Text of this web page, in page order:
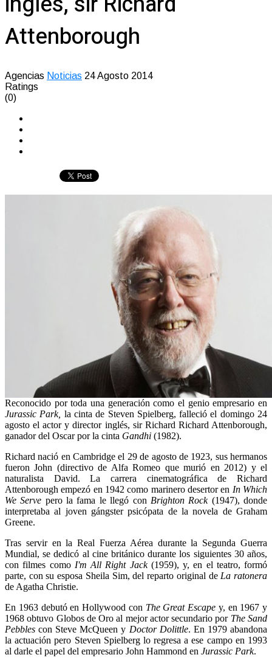
Attenborough
Agencias Noticias 24 Agosto 2014
Ratings
(0)
Reconocido por toda una generación como el genio empresario en
Jurassic Park, la cinta de Steven Spielberg, falleció el domingo 24
agosto el actor y director inglés, sir Richard Richard Attenborough,
ganador del Oscar por la cinta Gandhi (1982).
Richard nació en Cambridge el 29 de agosto de 1923, sus hermanos
fueron John (directivo de Alfa Romeo que murió en 2012) y el
naturalista David. La carrera cinematográfica de Richard
Attenborough empezó en 1942 como marinero desertor en In Which
We Serve pero la fama le llegó con Brighton Rock(1947), donde
interpretaba al joven gángster psicópata de la novela de Graham
Greene.
Tras servir en la Real Fuerza Aérea durante la Segunda Guerra
Mundial, se dedicó al cine británico durante los siguientes 30 años,
con filmes como I'm All Right Jack(1959), y, en el teatro, formó
parte, con su esposa Sheila Sim, del reparto original de La ratonera
de Agatha Christie.
En 1963 debutó en Hollywood con The Great Escape y, en 1967 y
1968 obtuvo Globos de Oro al mejor actor secundario por The Sand
Pebbles con Steve McQueen y Doctor Dolittle. En 1979 abandona
la actuación pero Steven Spielberg lo regresa a ese campo en 1993
al darle el papel del empresario John Hammond en Jurassic Park.